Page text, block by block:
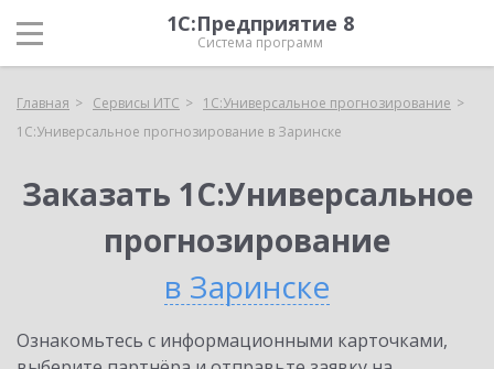
1С:Предприятие 8
Система программ
Главная Сервисы ИТС
1С:Универсальное прогнозирование
1С:Универсальное прогнозирование в Заринске
Заказать 1С:Универсальное
прогнозирование
в Заринске
Ознакомьтесь с информационными карточками,